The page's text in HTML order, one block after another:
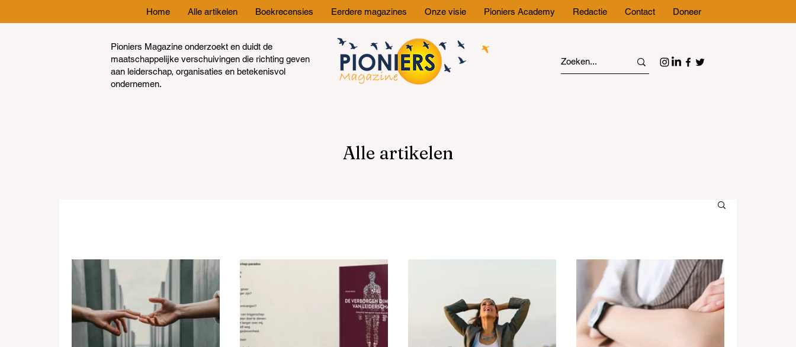
Home Alle artikelen Boekrecensies Eerdere magazines Onze visie Pioniers Academy Redactie Contact Doneer
Pioniers Magazine onderzoekt en duidt de
maatschappelijke verschuivingen die richting geven
aan leiderschap, organisaties en betekenisvol
ondernemen.
Alle artikelen